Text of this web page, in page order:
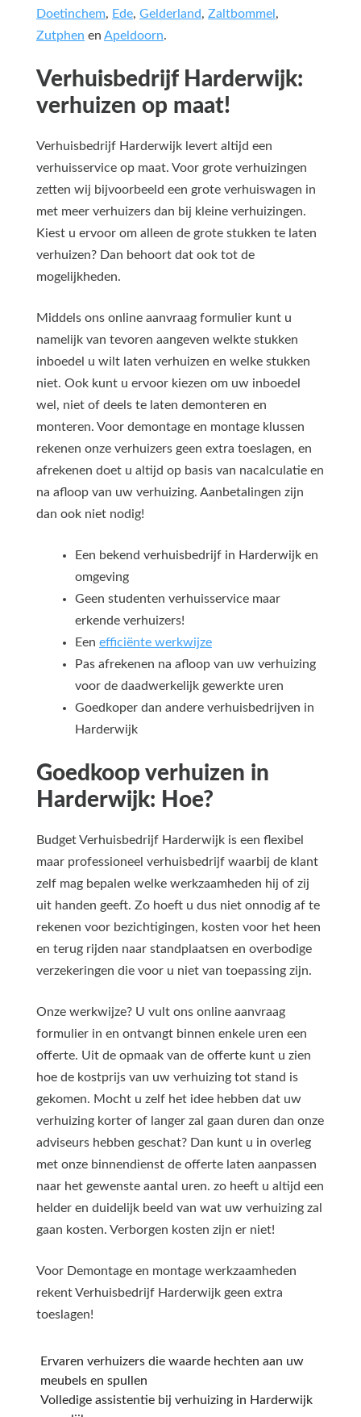
Doetinchem, Ede, Gelderland, Zaltbommel ,
Zutphen en Apeldoorn.
Verhuisbedrijf Harderwijk:
verhuizen op maat!
Verhuisbedrijf Harderwijk levert altijd een
verhuisservice op maat. Voor grote verhuizingen
zetten wij bijvoorbeeld een grote verhuiswagen in
met meer verhuizers dan bij kleine verhuizingen.
Kiest u ervoor om alleen de grote stukken te laten
verhuizen? Dan behoort dat ook tot de
mogelijkheden.
Middels ons online aanvraag formulier kunt u
namelijk van tevoren aangeven welkte stukken
inboedel u wilt laten verhuizen en welke stukken
niet. Ook kunt u ervoor kiezen om uw inboedel
wel, niet of deels te laten demonteren en
monteren. Voor demontage en montage klussen
rekenen onze verhuizers geen extra toeslagen, en
afrekenen doet u altijd op basis van nacalculatie en
na afloop van uw verhuizing. Aanbetalingen zijn
dan ook niet nodig!
Een bekend verhuisbedrijf in Harderwijk en
omgeving
Geen studenten verhuisservice maar
erkende verhuizers!
Een efficiënte werkwijze
Pas afrekenen na afloop van uw verhuizing
voor de daadwerkelijk gewerkte uren
Goedkoper dan andere verhuisbedrijven in
Harderwijk
Goedkoop verhuizen in
Harderwijk: Hoe?
Budget Verhuisbedrijf Harderwijk is een flexibel
maar professioneel verhuisbedrijf waarbij de klant
zelf mag bepalen welke werkzaamheden hij of zij
uit handen geeft. Zo hoeft u dus niet onnodig af te
rekenen voor bezichtigingen, kosten voor het heen
en terug rijden naar standplaatsen en overbodige
verzekeringen die voor u niet van toepassing zijn.
Onze werkwijze? U vult ons online aanvraag
formulier in en ontvangt binnen enkele uren een
offerte. Uit de opmaak van de offerte kunt u zien
hoe de kostprijs van uw verhuizing tot stand is
gekomen. Mocht u zelf het idee hebben dat uw
verhuizing korter of langer zal gaan duren dan onze
adviseurs hebben geschat? Dan kunt u in overleg
met onze binnendienst de offerte laten aanpassen
naar het gewenste aantal uren. zo heeft u altijd een
helder en duidelijk beeld van wat uw verhuizing zal
gaan kosten. Verborgen kosten zijn er niet!
Voor Demontage en montage werkzaamheden
rekent Verhuisbedrijf Harderwijk geen extra
toeslagen!
Ervaren verhuizers die waarde hechten aan uw
meubels en spullen
Volledige assistentie bij verhuizing in Harderwijk